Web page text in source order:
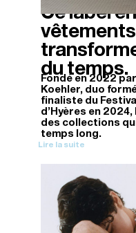
03/04/2026
Ce label
du temps.
Fondé en 2022
Koehler, duo
finaliste du
d’Hyères en
des collections
temps long.
Lire la suite